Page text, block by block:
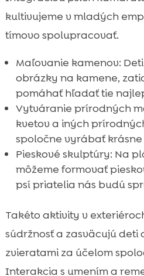
kultivujeme v mladých
tímovo spolupracovať.
Maľovanie kamenov:
obrázky na kamene,
pomáhať hľadať tie
Vytváranie prírodných
kvetov a iných
spoločne vyrábať
Pieskové skulptúry: Na
môžeme formovať
psí priatelia nás budú
Takéto aktivity v
súdržnosť a zasväcujú deti
zvieratami za účelom
Interakcia s umením a